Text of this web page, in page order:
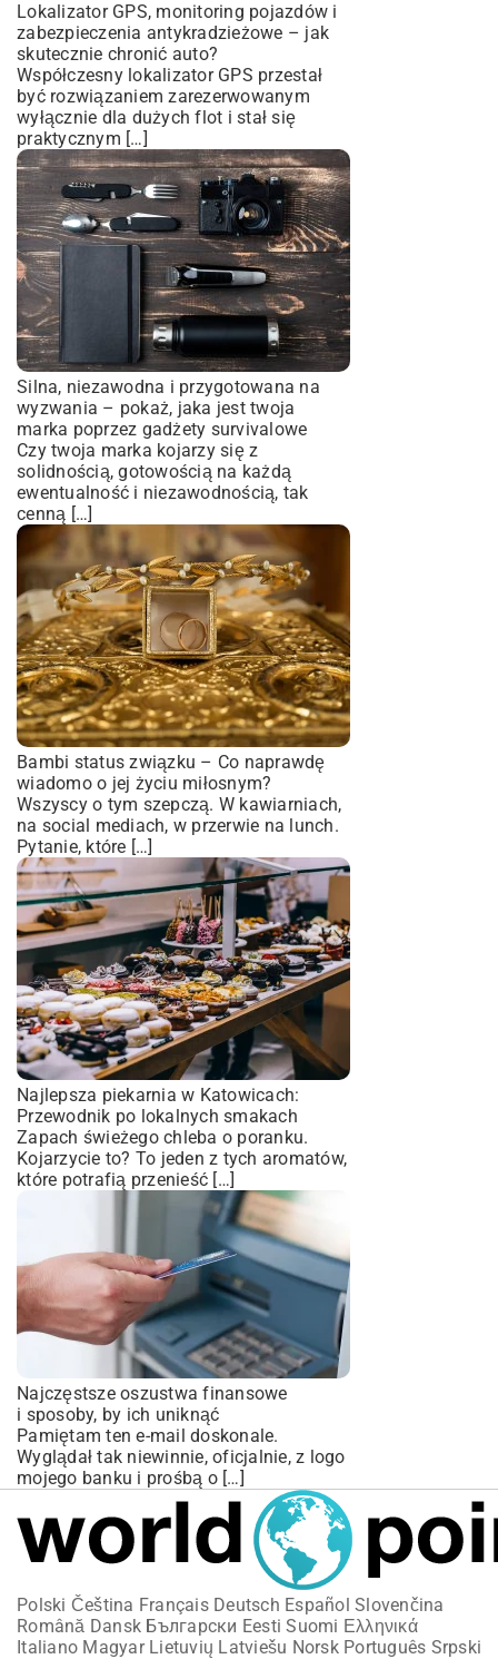
Lokalizator GPS, monitoring pojazdów i
zabezpieczenia antykradzieżowe – jak
skutecznie chronić auto?
Współczesny lokalizator GPS przestał
być rozwiązaniem zarezerwowanym
wyłącznie dla dużych flot i stał się
praktycznym […]
Silna, niezawodna i przygotowana na
wyzwania – pokaż, jaka jest twoja
marka poprzez gadżety survivalowe
Czy twoja marka kojarzy się z
solidnością, gotowością na każdą
ewentualność i niezawodnością, tak
cenną […]
Bambi status związku – Co naprawdę
wiadomo o jej życiu miłosnym?
Wszyscy o tym szepczą. W kawiarniach,
na social mediach, w przerwie na lunch.
Pytanie, które […]
Najlepsza piekarnia w Katowicach:
Przewodnik po lokalnych smakach
Zapach świeżego chleba o poranku.
Kojarzycie to? To jeden z tych aromatów,
które potrafią przenieść […]
Najczęstsze oszustwa finansowe
i sposoby, by ich uniknąć
Pamiętam ten e-mail doskonale.
Wyglądał tak niewinnie, oficjalnie, z logo
mojego banku i prośbą o […]
Polski Čeština Français Deutsch Español Slovenčina
Română Dansk Български Eesti Suomi Ελληνικά
Italiano Magyar Lietuvių Latviešu Norsk Português Srpski